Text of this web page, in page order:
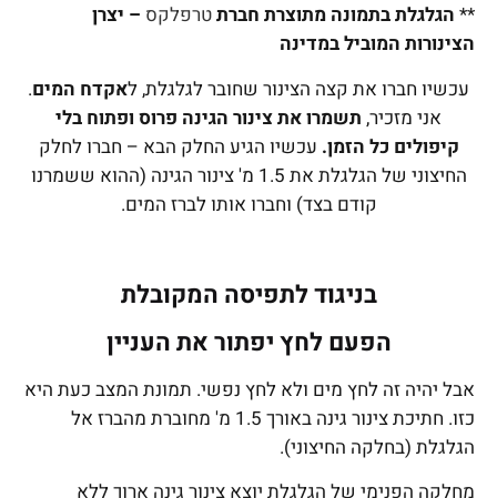
** הגלגלת בתמונה מתוצרת חברתטרפלקס – יצרן
הצינורות המוביל במדינה
עכשיו חברו את קצה הצינור שחובר לגלגלת, לאקדח המים.
אני מזכיר, תשמרו את צינור הגינה פרוס ופתוח בלי
קיפולים כל הזמן. עכשיו הגיע החלק הבא – חברו לחלק
החיצוני של הגלגלת את 1.5 מ' צינור הגינה (ההוא ששמרנו
קודם בצד) וחברו אותו לברז המים.
בניגוד לתפיסה המקובלת
הפעם לחץ יפתור את העניין
אבל יהיה זה לחץ מים ולא לחץ נפשי. תמונת המצב כעת היא
כזו. חתיכת צינור גינה באורך 1.5 מ' מחוברת מהברז אל
הגלגלת (בחלקה החיצוני).
מחלקה הפנימי של הגלגלת יוצא צינור גינה ארוך ללא